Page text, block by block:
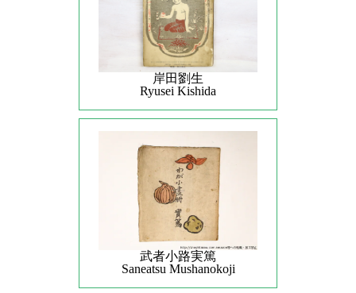
岸田劉生
Ryusei Kishida
武者小路実篤
Saneatsu Mushanokoji